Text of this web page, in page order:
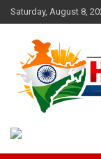
Skip
to
Saturday, August 8,